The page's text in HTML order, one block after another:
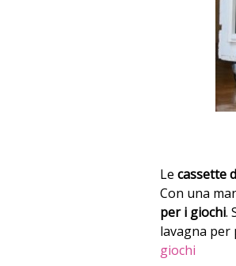
Le cassette
Con una
per i giochi.
lavagna per
giochi